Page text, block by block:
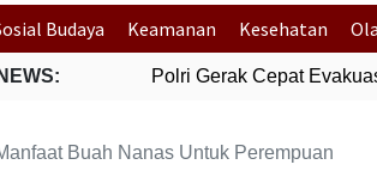
Budaya Keamanan Kesehatan
Polri Gerak Cepat
Buah Nanas Untuk Perempuan